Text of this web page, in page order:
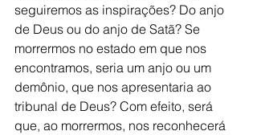
seguiremos as inspirações? Do anjo
de Deus ou do anjo de Satã? Se
morrermos no estado em que nos
encontramos, seria um anjo ou um
demônio, que nos apresentaria ao
tribunal de Deus? Com efeito, será
que, ao morrermos, nos reconhecerá